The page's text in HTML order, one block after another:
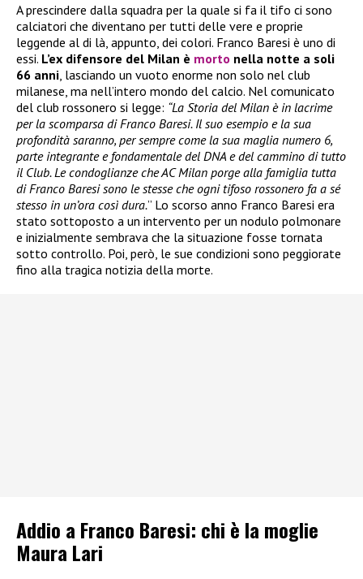
A prescindere dalla squadra per la quale si fa il tifo ci sono
calciatori che diventano per tutti delle vere e proprie
leggende al di là, appunto, dei colori. Franco Baresi è uno di
essi. L’ex difensore del Milan è morto nella notte a soli
66 anni , lasciando un vuoto enorme non solo nel club
milanese, ma nell’intero mondo del calcio. Nel comunicato
del club rossonero si legge: “La Storia del Milan è in lacrime
per la scomparsa di Franco Baresi. Il suo esempio e la sua
profondità saranno, per sempre come la sua maglia numero 6,
parte integrante e fondamentale del DNA e del cammino di tutto
il Club. Le condoglianze che AC Milan porge alla famiglia tutta
di Franco Baresi sono le stesse che ogni tifoso rossonero fa a sé
stesso in un’ora così dura.” Lo scorso anno Franco Baresi era
stato sottoposto a un intervento per un nodulo polmonare
e inizialmente sembrava che la situazione fosse tornata
sotto controllo. Poi, però, le sue condizioni sono peggiorate
fino alla tragica notizia della morte.
Addio a Franco Baresi: chi è la moglie
Maura Lari